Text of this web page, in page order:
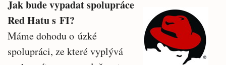
Jak bude vypadat spolupráce
Red Hatu s FI?
Máme dohodu o úzké
spolupráci, ze které vyplývá